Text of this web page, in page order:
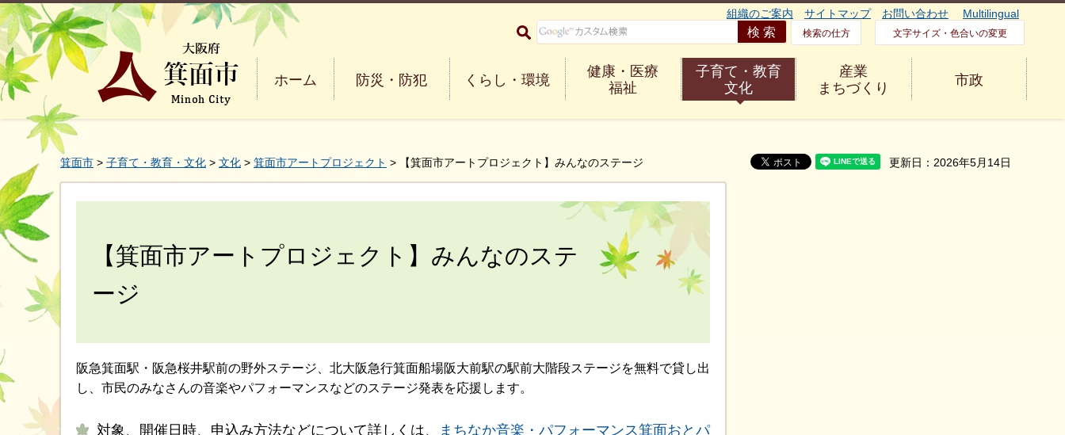
大阪府箕面市 Minoh City
組織のご案内 サイトマップ お問い合わせ Multilingual
検索の仕方 文字サイズ・色合いの変更
ホーム 防災・防犯 くらし・環境
健康・医療
福祉
子育て・教育
文化
産業
まちづくり
市政
箕面市 > 子育て・教育・文化 > 文化 > 箕面市アートプロジェクト > 【箕面市アートプロジェクト】みんなのステージ 更新日：2026年5月14日
【箕面市アートプロジェクト】みんなのステ
ージ
阪急箕面駅・阪急桜井駅前の野外ステージ、北大阪急行箕面船場阪大前駅の駅前大階段ステージを無料で貸し出
し、市民のみなさんの音楽やパフォーマンスなどのステージ発表を応援します。
対象、開催日時、申込み方法などについて詳しくは、
まちなか音楽・パフォーマンス箕面おとパ